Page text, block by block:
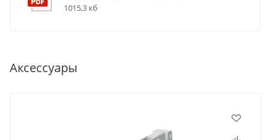
1015,3 кб
Аксессуары